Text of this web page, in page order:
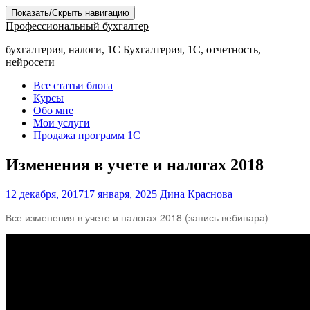
Показать/Скрыть навигацию
Профессиональный бухгалтер
бухгалтерия, налоги, 1С Бухгалтерия, 1С, отчетность,
нейросети
Все статьи блога
Курсы
Обо мне
Мои услуги
Продажа программ 1С
Изменения в учете и налогах 2018
12 декабря, 201717 января, 2025 Дина Краснова
Все изменения в учете и налогах 2018 (запись вебинара)